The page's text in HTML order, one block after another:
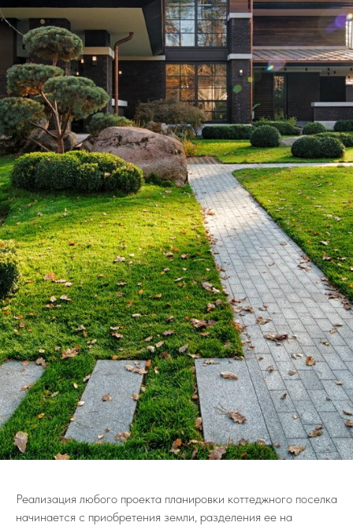
Реализация любого проекта планировки коттеджного поселка
начинается с приобретения земли, разделения ее на